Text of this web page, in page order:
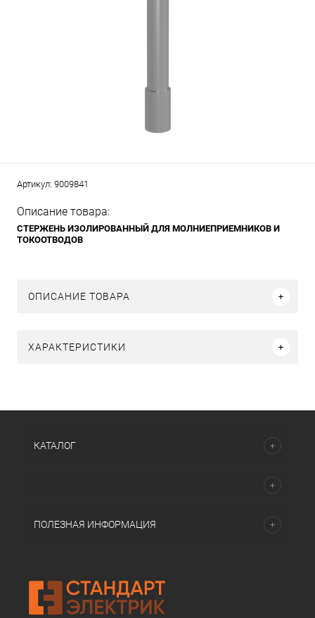
Артикул: 9009841
Описание товара:
СТЕРЖЕНЬ ИЗОЛИРОВАННЫЙ ДЛЯ МОЛНИЕПРИЕМНИКОВ И
ТОКООТВОДОВ
ОПИСАНИЕ ТОВАРА
ХАРАКТЕРИСТИКИ
КАТАЛОГ
ПОЛЕЗНАЯ ИНФОРМАЦИЯ